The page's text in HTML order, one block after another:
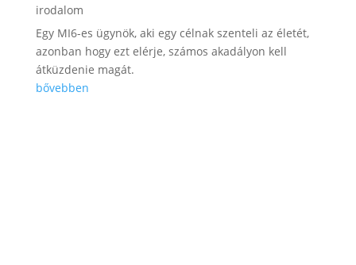
irodalom
Egy MI6-es ügynök, aki egy célnak szenteli az életét,
azonban hogy ezt elérje, számos akadályon kell
átküzdenie magát.
bővebben